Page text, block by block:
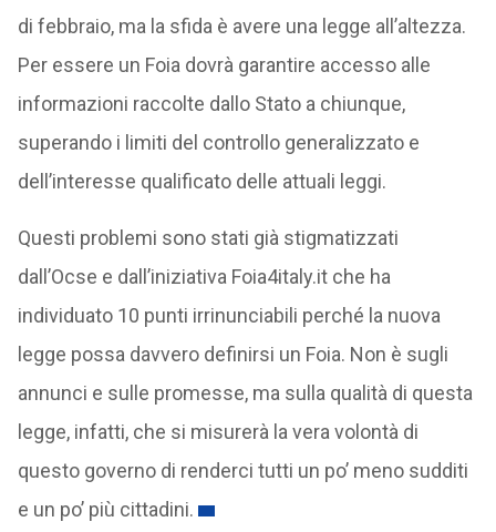
di febbraio, ma la sfida è avere una legge all’altezza.
Per essere un Foia dovrà garantire accesso alle
informazioni raccolte dallo Stato a chiunque,
superando i limiti del controllo generalizzato e
dell’interesse qualificato delle attuali leggi.
Questi problemi sono stati già stigmatizzati
dall’Ocse e dall’iniziativa Foia4italy.it che ha
individuato 10 punti irrinunciabili perché la nuova
legge possa davvero definirsi un Foia. Non è sugli
annunci e sulle promesse, ma sulla qualità di questa
legge, infatti, che si misurerà la vera volontà di
questo governo di renderci tutti un po’ meno sudditi
e un po’ più cittadini.